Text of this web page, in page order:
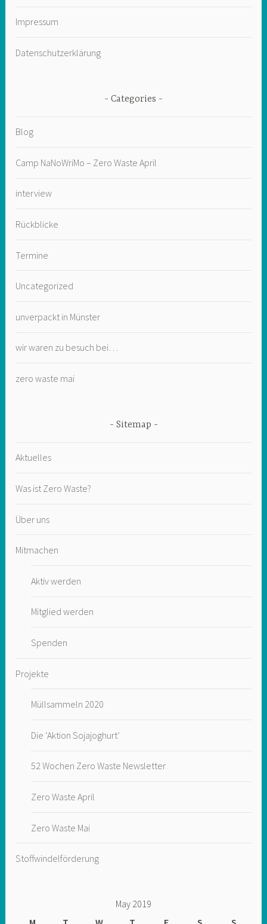
Impressum
Datenschutzerklärung
Categories
Blog
Camp NaNoWriMo – Zero Waste April
interview
Rückblicke
Termine
Uncategorized
unverpackt in Münster
wir waren zu besuch bei…
zero waste mai
Sitemap
Aktuelles
Was ist Zero Waste?
Über uns
Mitmachen
Aktiv werden
Mitglied werden
Spenden
Projekte
Müllsammeln 2020
Die ‘Aktion Sojajoghurt’
52 Wochen Zero Waste Newsletter
Zero Waste April
Zero Waste Mai
Stoffwindelförderung
May 2019